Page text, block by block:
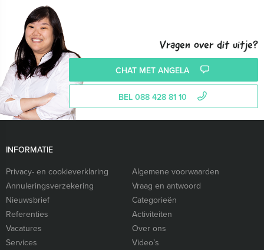
Vragen over dit uitje?
CHAT MET ANGELA
BEL 088 428 81 10
INFORMATIE
Privacy- en cookieverklaring
Algemene voorwaarden
Annuleringsverzekering
Vraag en antwoord
Nieuwsbrief
Categorieën
Referenties
Activiteiten
Vacatures
Over ons
Services
Video’s